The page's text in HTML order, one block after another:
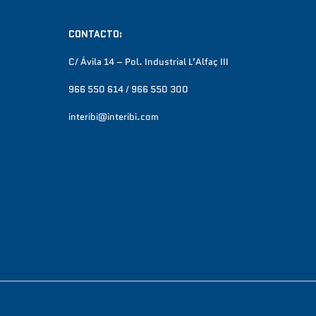
CONTACTO:
C/ Ávila 14 – Pol. Industrial L’Alfaç III
966 550 614 / 966 550 300
interibi@interibi.com